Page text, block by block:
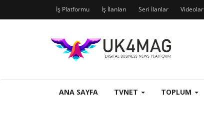
İş Platformu İş İlanları Seri İlanlar Videolar
ANA SAYFA TVNET TOPLUM